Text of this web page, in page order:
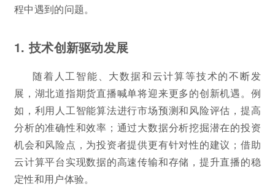
程中遇到的问题。
1. 技术创新驱动发展
随着人工智能、大数据和云计算等技术的不断发
展，湖北道指期货直播喊单将迎来更多的创新机遇。例
如，利用人工智能算法进行市场预测和风险评估，提高
分析的准确性和效率；通过大数据分析挖掘潜在的投资
机会和风险点，为投资者提供更有针对性的建议；借助
云计算平台实现数据的高速传输和存储，提升直播的稳
定性和用户体验。